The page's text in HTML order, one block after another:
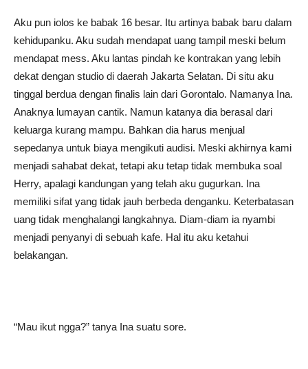
Aku pun iolos ke babak 16 besar. Itu artinya babak baru dalam
kehidupanku. Aku sudah mendapat uang tampil meski belum
mendapat mess. Aku lantas pindah ke kontrakan yang lebih
dekat dengan studio di daerah Jakarta Selatan. Di situ aku
tinggal berdua dengan finalis lain dari Gorontalo. Namanya Ina.
Anaknya lumayan cantik. Namun katanya dia berasal dari
keluarga kurang mampu. Bahkan dia harus menjual
sepedanya untuk biaya mengikuti audisi. Meski akhirnya kami
menjadi sahabat dekat, tetapi aku tetap tidak membuka soal
Herry, apalagi kandungan yang telah aku gugurkan. Ina
memiliki sifat yang tidak jauh berbeda denganku. Keterbatasan
uang tidak menghalangi langkahnya. Diam-diam ia nyambi
menjadi penyanyi di sebuah kafe. Hal itu aku ketahui
belakangan.
“Mau ikut ngga?” tanya Ina suatu sore.